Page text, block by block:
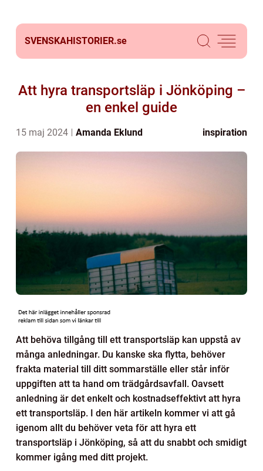
SVENSKAHISTORIER.se
Att hyra transportsläp i Jönköping –
en enkel guide
15 maj 2024 Amanda Eklund inspiration
Att behöva tillgång till ett transportsläp kan uppstå av
många anledningar. Du kanske ska flytta, behöver
frakta material till ditt sommarställe eller står inför
uppgiften att ta hand om trädgårdsavfall. Oavsett
anledning är det enkelt och kostnadseffektivt att hyra
ett transportsläp. I den här artikeln kommer vi att gå
igenom allt du behöver veta för att hyra ett
transportsläp i Jönköping, så att du snabbt och smidigt
kommer igång med ditt projekt.